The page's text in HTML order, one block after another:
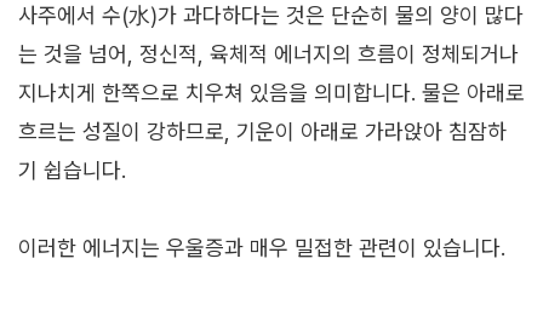
사주에서 수(水)가 과다하다는 것은 단순히 물의 양이 많다
는 것을 넘어, 정신적, 육체적 에너지의 흐름이 정체되거나
지나치게 한쪽으로 치우쳐 있음을 의미합니다. 물은 아래로
흐르는 성질이 강하므로, 기운이 아래로 가라앉아 침잠하
기 쉽습니다.
이러한 에너지는 우울증과 매우 밀접한 관련이 있습니다.